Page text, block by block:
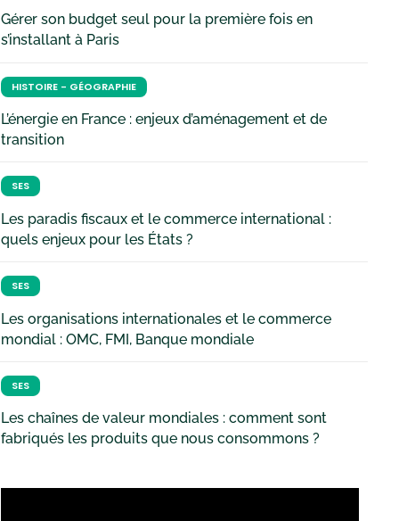
Gérer son budget seul pour la première fois en
s’installant à Paris
HISTOIRE - GÉOGRAPHIE
L’énergie en France : enjeux d’aménagement et de
transition
SES
Les paradis fiscaux et le commerce international :
quels enjeux pour les États ?
SES
Les organisations internationales et le commerce
mondial : OMC, FMI, Banque mondiale
SES
Les chaînes de valeur mondiales : comment sont
fabriqués les produits que nous consommons ?